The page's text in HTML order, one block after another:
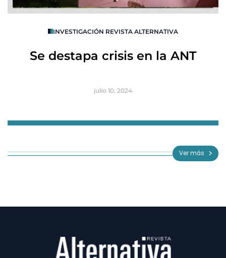
INVESTIGACIÓN REVISTA ALTERNATIVA
Se destapa crisis en la ANT
julio 10, 2024
3
Ver más